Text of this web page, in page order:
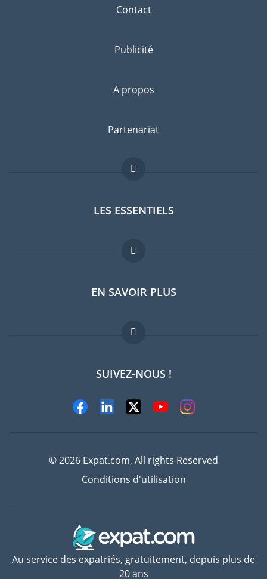
Contact
Publicité
A propos
Partenariat
LES ESSENTIELS
Forum expatriés
Guides pays
Offres d'emploi
EN SAVOIR PLUS
FAQ
Experts
SUIVEZ-NOUS !
© 2026 Expat.com, All rights Reserved
Conditions d'utilisation
Au service des expatriés, gratuitement, depuis plus de
20 ans